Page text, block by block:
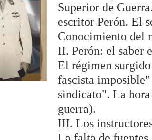
Superior de
escritor Perón. El
Conocimiento del
II. Perón: el saber
El régimen
fascista
sindicato". La
guerra).
III. Los